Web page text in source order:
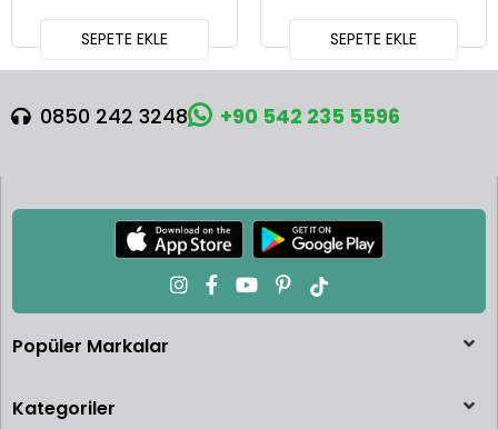
SEPETE EKLE SEPETE EKLE
0850 242 3248 +90 542 235 5596
Popüler Markalar
Kategoriler